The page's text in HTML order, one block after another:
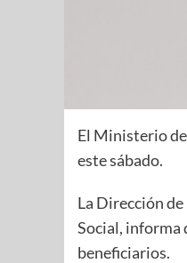
El Ministerio
este sábado.
La Dirección
Social, informa
beneficiarios.